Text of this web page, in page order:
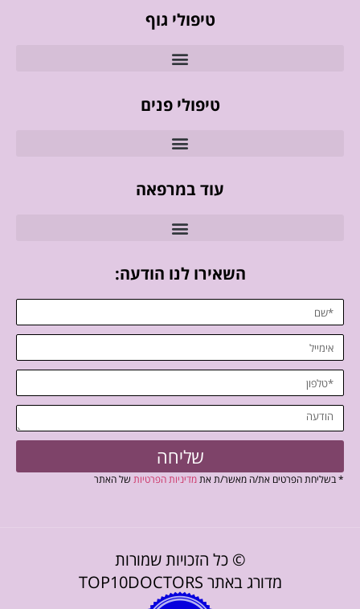
טיפולי גוף
טיפולי פנים
עוד במרפאה
השאירו לנו הודעה:
שליחה
* בשליחת הפרטים את/ה מאשר/ת אתמדיניות הפרטיות של האתר
© כל הזכויות שמורות
מדורג באתר TOP10DOCTORS